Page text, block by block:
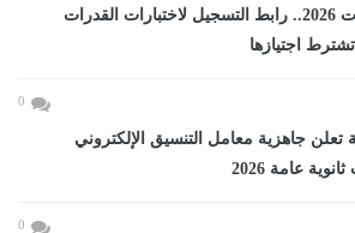
تنسيق الجامعات 2026.. رابط التسجيل لاختبارات القدرات
اجتيازها
0
تعلن جاهزية معامل التنسيق الإلكتروني
عامة 2026
0